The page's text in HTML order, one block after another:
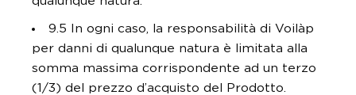
9.5 In ogni caso, la responsabilità di Voilàp
per danni di qualunque natura è limitata alla
somma massima corrispondente ad un terzo
(1/3) del prezzo d’acquisto del Prodotto.